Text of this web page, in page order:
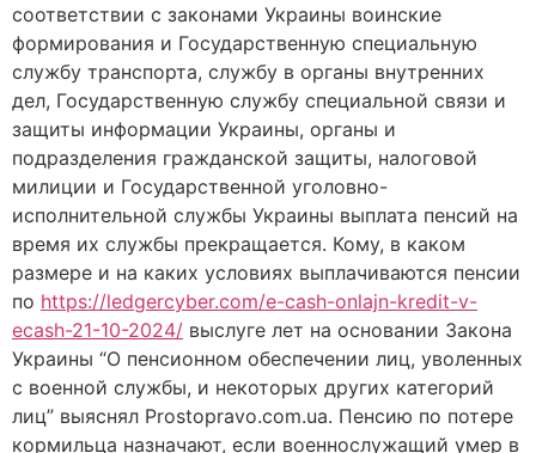
соответствии с законами Украины воинские
формирования и Государственную специальную
службу транспорта, службу в органы внутренних
дел, Государственную службу специальной связи и
защиты информации Украины, органы и
подразделения гражданской защиты, налоговой
милиции и Государственной уголовно-
исполнительной службы Украины выплата пенсий на
время их службы прекращается. Кому, в каком
размере и на каких условиях выплачиваются пенсии
по https://ledgercyber.com/e-cash-onlajn-kredit-v-
ecash-21-10-2024/ выслуге лет на основании Закона
Украины “О пенсионном обеспечении лиц, уволенных
с военной службы, и некоторых других категорий
лиц” выяснял Prostopravo.com.ua. Пенсию по потере
кормильца назначают, если военнослужащий умер в